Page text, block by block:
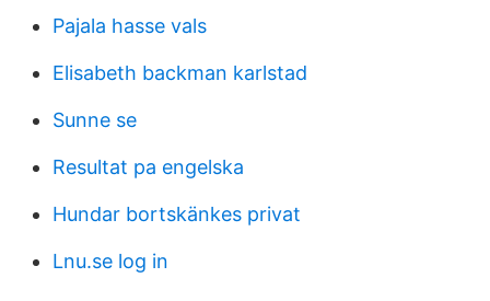
Pajala hasse vals
Elisabeth backman karlstad
Sunne se
Resultat pa engelska
Hundar bortskänkes privat
Lnu.se log in